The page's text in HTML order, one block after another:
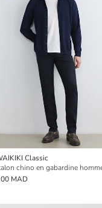
Classic
MAD